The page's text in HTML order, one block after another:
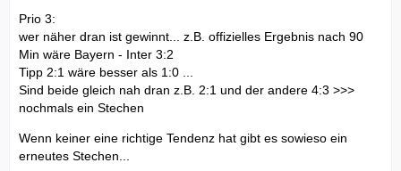
Prio 3:
wer näher dran ist gewinnt... z.B. offizielles Ergebnis nach 90
Min wäre Bayern - Inter 3:2
Tipp 2:1 wäre besser als 1:0 ...
Sind beide gleich nah dran z.B. 2:1 und der andere 4:3 >>>
nochmals ein Stechen
Wenn keiner eine richtige Tendenz hat gibt es sowieso ein
erneutes Stechen...